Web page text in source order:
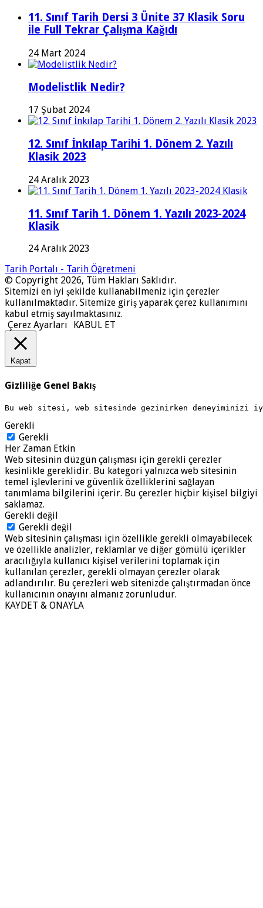
11. Sınıf Tarih Dersi 3 Ünite 37 Klasik Soru
ile Full Tekrar Çalışma Kağıdı
24 Mart 2024
Modelistlik Nedir?
17 Şubat 2024
12. Sınıf İnkılap Tarihi 1. Dönem 2. Yazılı
Klasik 2023
24 Aralık 2023
11. Sınıf Tarih 1. Dönem 1. Yazılı 2023-2024
Klasik
24 Aralık 2023
Tarih Portalı - Tarih Öğretmeni
© Copyright 2026, Tüm Hakları Saklıdır.
Sitemizi en iyi şekilde kullanabilmeniz için çerezler
kullanılmaktadır. Sitemize giriş yaparak çerez kullanımını
kabul etmiş sayılmaktasınız.
Çerez Ayarları
KABUL ET
Kapat
Gizliliğe Genel Bakış
Bu web sitesi, web sitesinde gezinirken deneyiminizi
Gerekli
Gerekli
Her Zaman Etkin
Web sitesinin düzgün çalışması için gerekli çerezler
kesinlikle gereklidir. Bu kategori yalnızca web sitesinin
temel işlevlerini ve güvenlik özelliklerini sağlayan
tanımlama bilgilerini içerir. Bu çerezler hiçbir kişisel bilgiyi
saklamaz.
Gerekli değil
Gerekli değil
Web sitesinin çalışması için özellikle gerekli olmayabilecek
ve özellikle analizler, reklamlar ve diğer gömülü içerikler
aracılığıyla kullanıcı kişisel verilerini toplamak için
kullanılan çerezler, gerekli olmayan çerezler olarak
adlandırılır. Bu çerezleri web sitenizde çalıştırmadan önce
kullanıcının onayını almanız zorunludur.
KAYDET & ONAYLA